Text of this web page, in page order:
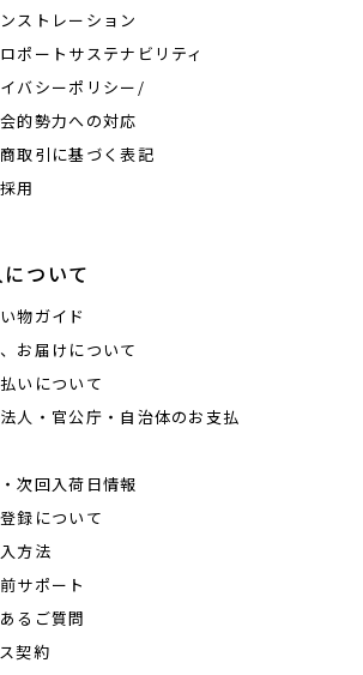
ストレーション
ポートサステナビリティ
バシーポリシー/
的勢力への対応
取引に基づく表記
用
ついて
物ガイド
お届けについて
いについて
人・官公庁・自治体のお支払
次回入荷日情報
録について
方法
サポート
るご質問
契約